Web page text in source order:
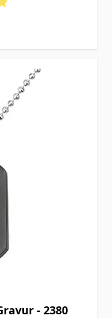
- 2380